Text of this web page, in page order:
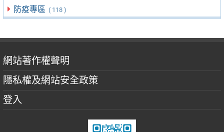
防疫專區 ( 118 )
網站著作權聲明
隱私權及網站安全政策
登入